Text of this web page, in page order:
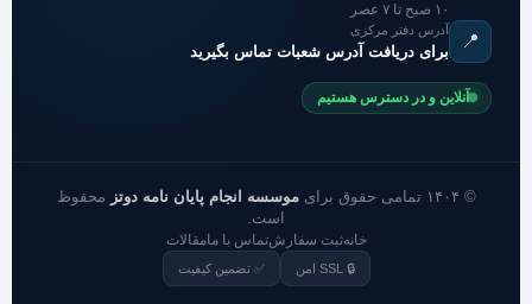
۱۰ صبح تا ۷ عصر
📍
آدرس دفتر مرکزی
برای دریافت آدرس شعبات تماس بگیرید
آنلاین و در دسترس هستیم
© ۱۴۰۴ تمامی حقوق برای موسسه انجام پایان نامه دوتز
محفوظ
است.
خانهثبت سفارشتماس با مامقالات
🔒 SSL امن ✅ تضمین کیفیت